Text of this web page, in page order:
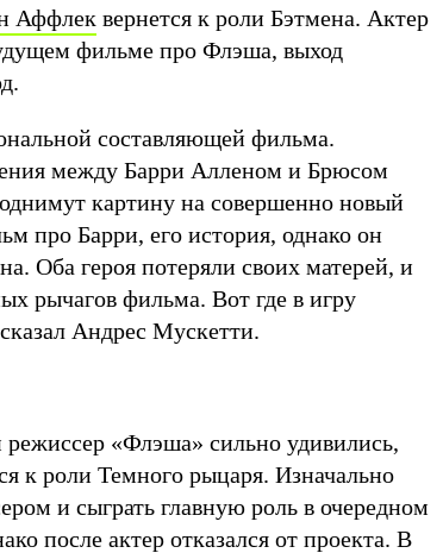
Аффлек вернется к роли Бэтмена. Актер
фильме про Флэша, выход
составляющей фильма.
между Барри Алленом и Брюсом
картину на совершенно новый
про Барри, его история, однако он
Оба героя потеряли своих матерей, и
рычагов фильма. Вот где в игру
Андрес Мускетти.
«Флэша» сильно удивились,
к роли Темного рыцаря. Изначально
и сыграть главную роль в очередном
после актер отказался от проекта. В